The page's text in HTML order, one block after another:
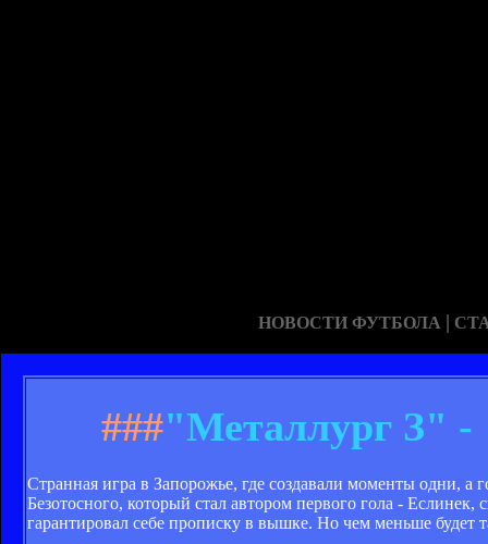
НОВОСТИ ФУТБОЛА |
###"Металлург З" -
Странная игра в Запорожье, где создавали моменты одни, а
Безотосного, который стал автором первого гола -
гарантировал себе прописку в вышке. Но чем меньше будет